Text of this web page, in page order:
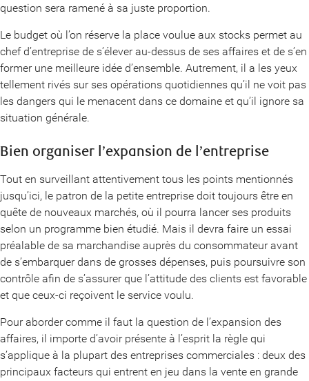
question sera ramené à sa juste proportion.
Le budget où l’on réserve la place voulue aux stocks permet au
chef d’entreprise de s’élever au-dessus de ses affaires et de s’en
former une meilleure idée d’ensemble. Autrement, il a les yeux
tellement rivés sur ses opérations quotidiennes qu’il ne voit pas
les dangers qui le menacent dans ce domaine et qu’il ignore sa
situation générale.
Bien organiser l’expansion de l’entreprise
Tout en surveillant attentivement tous les points mentionnés
jusqu’ici, le patron de la petite entreprise doit toujours être en
quête de nouveaux marchés, où il pourra lancer ses produits
selon un programme bien étudié. Mais il devra faire un essai
préalable de sa marchandise auprès du consommateur avant
de s’embarquer dans de grosses dépenses, puis poursuivre son
contrôle afin de s’assurer que l’attitude des clients est favorable
et que ceux-ci reçoivent le service voulu.
Pour aborder comme il faut la question de l’expansion des
affaires, il importe d’avoir présente à l’esprit la règle qui
s’applique à la plupart des entreprises commerciales : deux des
principaux facteurs qui entrent en jeu dans la vente en grande